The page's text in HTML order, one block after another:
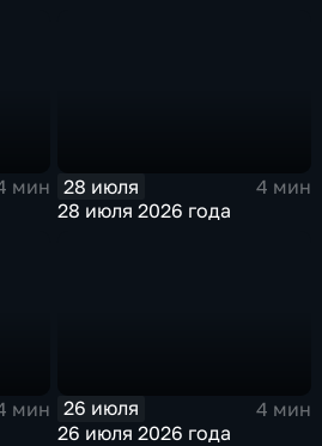
мин
28 июля
4 мин
28 июля 2026 года
мин
26 июля
4 мин
26 июля 2026 года